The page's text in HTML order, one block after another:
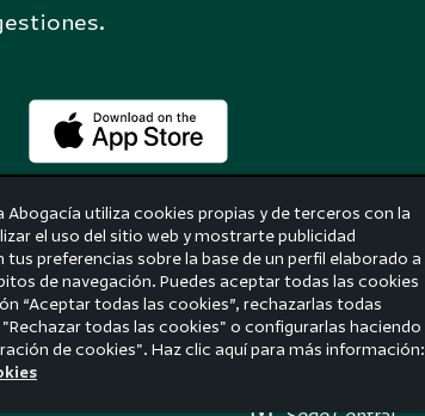
Abogacía utiliza cookies propias y de terceros con la
el uso del sitio web y mostrarte publicidad
tus preferencias sobre la base de un perfil elaborado a
de navegación. Puedes aceptar todas las cookies
“Aceptar todas las cookies”, rechazarlas todas
todas las cookies" o configurarlas haciendo
de cookies". Haz clic aquí para más información: